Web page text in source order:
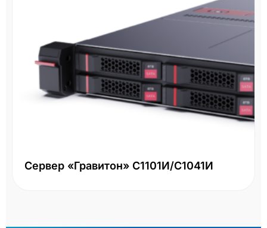
Сервер «Гравитон» С1101И/С1041И